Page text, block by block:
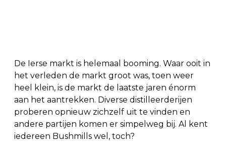
De Ierse markt is helemaal booming. Waar ooit in
het verleden de markt groot was, toen weer
heel klein, is de markt de laatste jaren énorm
aan het aantrekken. Diverse distilleerderijen
proberen opnieuw zichzelf uit te vinden en
andere partijen komen er simpelweg bij. Al kent
iedereen Bushmills wel, toch?